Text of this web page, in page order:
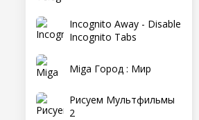
Incognito Away - Disable
Incognito Tabs
Miga Город : Мир
Рисуем Мультфильмы
2